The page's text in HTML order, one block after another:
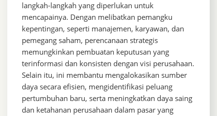
langkah-langkah yang diperlukan untuk
mencapainya. Dengan melibatkan pemangku
kepentingan, seperti manajemen, karyawan, dan
pemegang saham, perencanaan strategis
memungkinkan pembuatan keputusan yang
terinformasi dan konsisten dengan visi perusahaan.
Selain itu, ini membantu mengalokasikan sumber
daya secara efisien, mengidentifikasi peluang
pertumbuhan baru, serta meningkatkan daya saing
dan ketahanan perusahaan dalam pasar yang